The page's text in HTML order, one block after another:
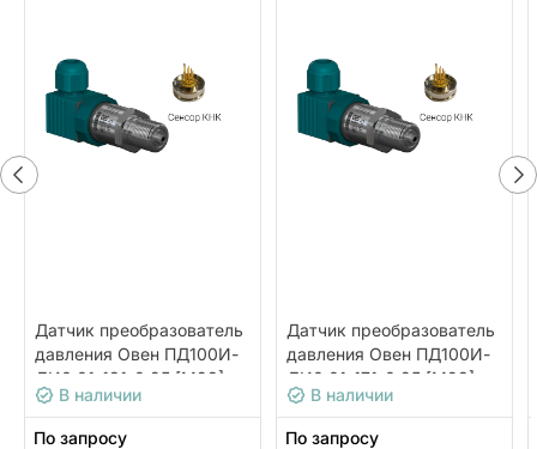
Датчик преобразователь
давления Овен ПД100И-
ДИ0,01-181-0,25 [М23]
В наличии
По запросу
Датчик преобразователь
давления Овен ПД100И-
ДИ0,01-171-0,25 [М23]
В наличии
По запросу